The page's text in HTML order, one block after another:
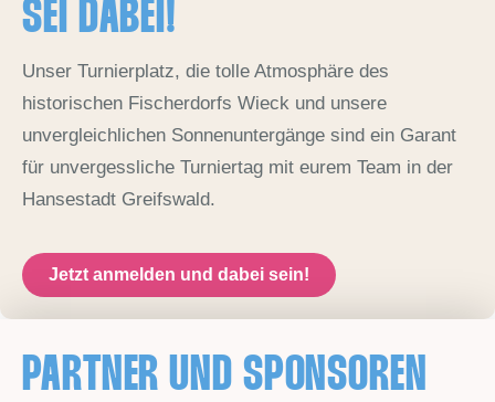
SEI DABEI!
Unser Turnierplatz, die tolle Atmosphäre des
historischen Fischerdorfs Wieck und unsere
unvergleichlichen Sonnenuntergänge sind ein Garant
für unvergessliche Turniertag mit eurem Team in der
Hansestadt Greifswald.
Jetzt anmelden und dabei sein!
PARTNER UND SPONSOREN